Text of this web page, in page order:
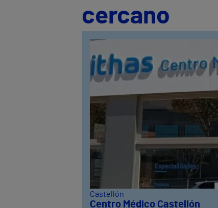
cercano
Castellón
Centro Médico Castellón